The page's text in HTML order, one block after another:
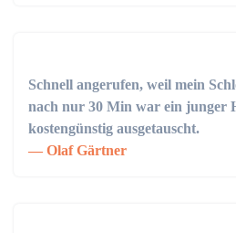
Schnell angerufen, weil mein
nach nur 30 Min war ein junger
kostengünstig ausgetauscht.
Olaf Gärtner